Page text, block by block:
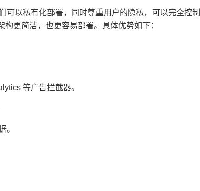
可以私有化部署，同时尊重用户的隐私，可以完全控
更简洁，也更容易部署。具体优势如下：
等广告拦截器。
。